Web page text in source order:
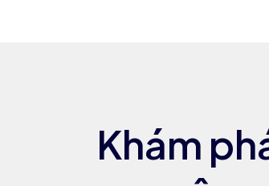
Khám